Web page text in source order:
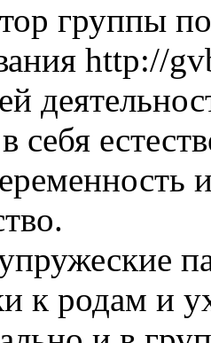
группы
http://
себя
к родам и